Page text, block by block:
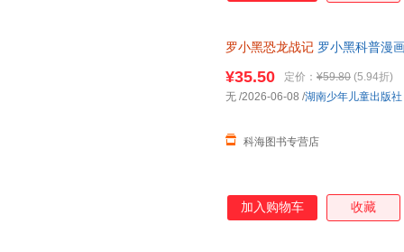
罗小黑恐龙战记 罗小黑科普漫
¥35.50 定价： ¥59.80 (5.94折)
科海图书专营店
无 /2026-06-08 /湖南少年儿童出版社
加入购物车 收藏